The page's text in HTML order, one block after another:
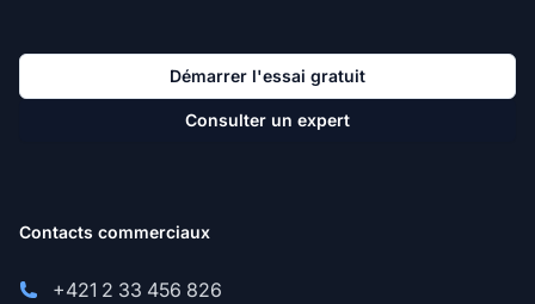
Démarrer l'essai gratuit
Consulter un expert
Contacts commerciaux
+421 2 33 456 826